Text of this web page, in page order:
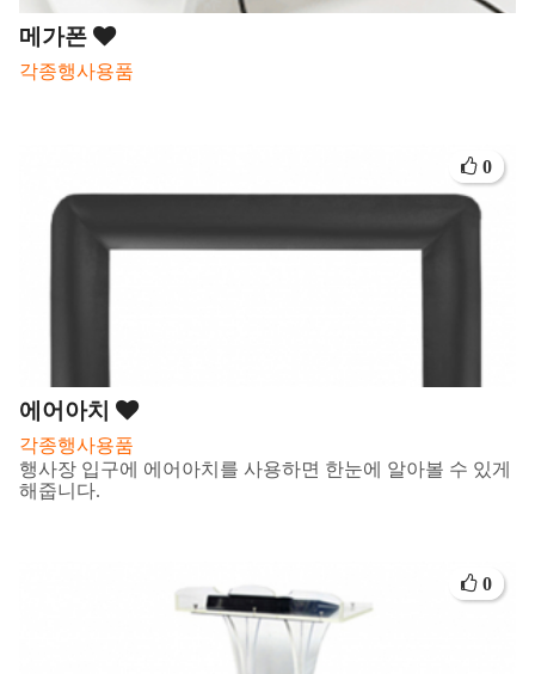
메가폰
각종행사용품
에어아치
각종행사용품
행사장 입구에 에어아치를 사용하면 한눈에 알아볼 수 있게
해줍니다.
0
0